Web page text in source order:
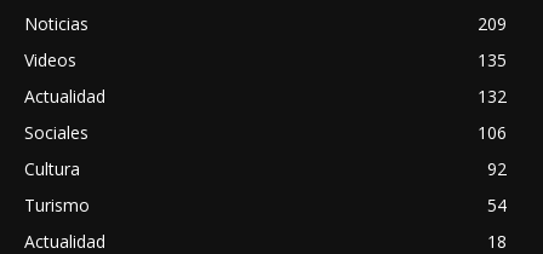
Noticias
209
Videos
135
Actualidad
132
Sociales
106
Cultura
92
Turismo
54
Actualidad
18